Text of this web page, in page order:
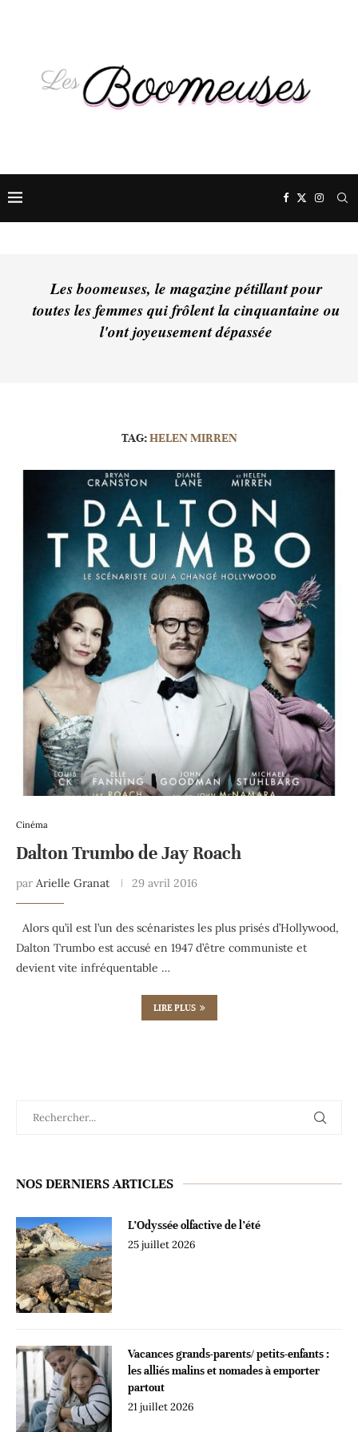
Les boomeuses, le magazine pétillant pour
toutes les femmes qui frôlent la cinquantaine ou
l'ont joyeusement dépassée
TAG:HELEN MIRREN
Cinéma
Dalton Trumbo de Jay Roach
par Arielle Granat 29 avril 2016
Alors qu’il est l’un des scénaristes les plus prisés d’Hollywood,
Dalton Trumbo est accusé en 1947 d’être communiste et
devient vite infréquentable …
LIRE PLUS
NOS DERNIERS ARTICLES
L’Odyssée olfactive de l’été
25 juillet 2026
Vacances grands-parents/ petits-enfants :
les alliés malins et nomades à emporter
partout
21 juillet 2026